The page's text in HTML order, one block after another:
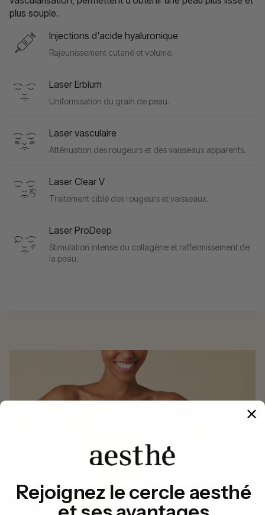
plus souple.
Injections d'acide hyaluronique
Rajeunissement cutané et volume.
Laser Erbium
Uniformisation du grain de peau.
Laser vasculaire
Atténuation des rougeurs et des vaisseaux apparents.
Laser Clear V
Traitement ciblé des rougeurs et vaisseaux.
Laser ProDeep
Stimulation intense du collagène et raffermissement de
la peau.
Rejoignez le cercle aesthé